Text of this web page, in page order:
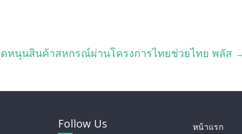
หนุนสินค้าสหกรณ์ผ่านโครงการไทยช่วยไทย พลัส
Follow Us
หน้าแรก